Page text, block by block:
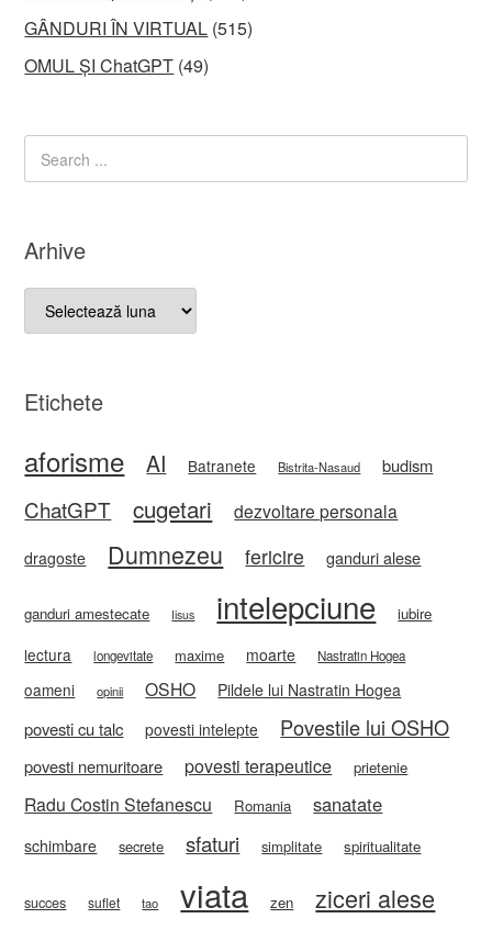
GÂNDURI ÎN VIRTUAL (515)
OMUL ȘI ChatGPT (49)
Arhive
Arhive
Etichete
aforisme AI Batranete Bistrita-Nasaud budism
ChatGPT cugetari dezvoltare personala
dragoste Dumnezeu fericire ganduri alese
ganduri amestecate Iisus intelepciune iubire
lectura longevitate maxime moarte Nastratin Hogea
oameni opinii OSHO Pildele lui Nastratin Hogea
povesti cu talc povesti intelepte Povestile lui OSHO
povesti nemuritoare povesti terapeutice prietenie
Radu Costin Stefanescu Romania sanatate
schimbare secrete sfaturi simplitate spiritualitate
succes suflet tao viata zen ziceri alese